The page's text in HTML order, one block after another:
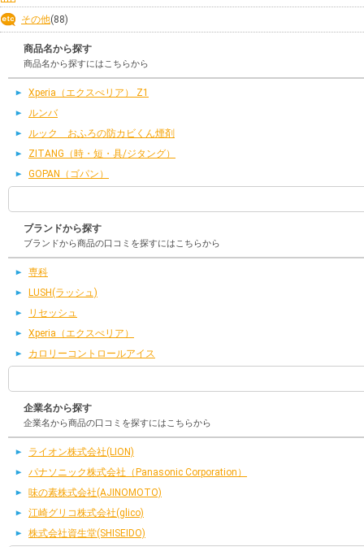
その他(88)
商品名から探す
商品名から探すにはこちらから
Xperia（エクスぺリア） Z1
ルンバ
ルック おふろの防カビくん煙剤
ZITANG（時・短・具/ジタング）
GOPAN（ゴパン）
ブランドから探す
ブランドから商品の口コミを探すにはこちらから
専科
LUSH(ラッシュ)
リセッシュ
Xperia（エクスぺリア）
カロリーコントロールアイス
企業名から探す
企業名から商品の口コミを探すにはこちらから
ライオン株式会社(LION)
パナソニック株式会社（Panasonic Corporation）
味の素株式会社(AJINOMOTO)
江崎グリコ株式会社(glico)
株式会社資生堂(SHISEIDO)